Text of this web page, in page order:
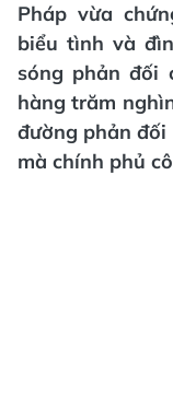
Pháp vừa
biểu tình và
sóng phản đối
hàng trăm
đường phản
mà chính phủ